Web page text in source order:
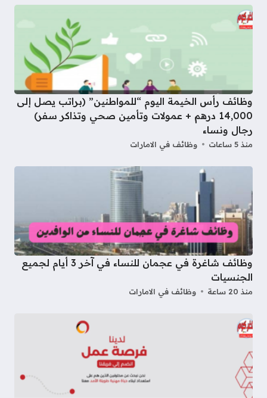
وظائف رأس الخيمة اليوم “للمواطنين” (براتب يصل إلى
14,000 درهم + عمولات وتأمين صحي وتذاكر سفر)
رجال ونساء
منذ 5 ساعات وظائف في الامارات
وظائف شاغرة في عجمان للنساء في آخر 3 أيام لجميع
الجنسيات
منذ 20 ساعة وظائف في الامارات